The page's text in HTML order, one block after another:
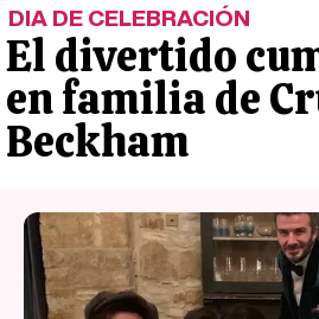
DIA DE CELEBRACIÓN
El divertido
en familia de
Beckham